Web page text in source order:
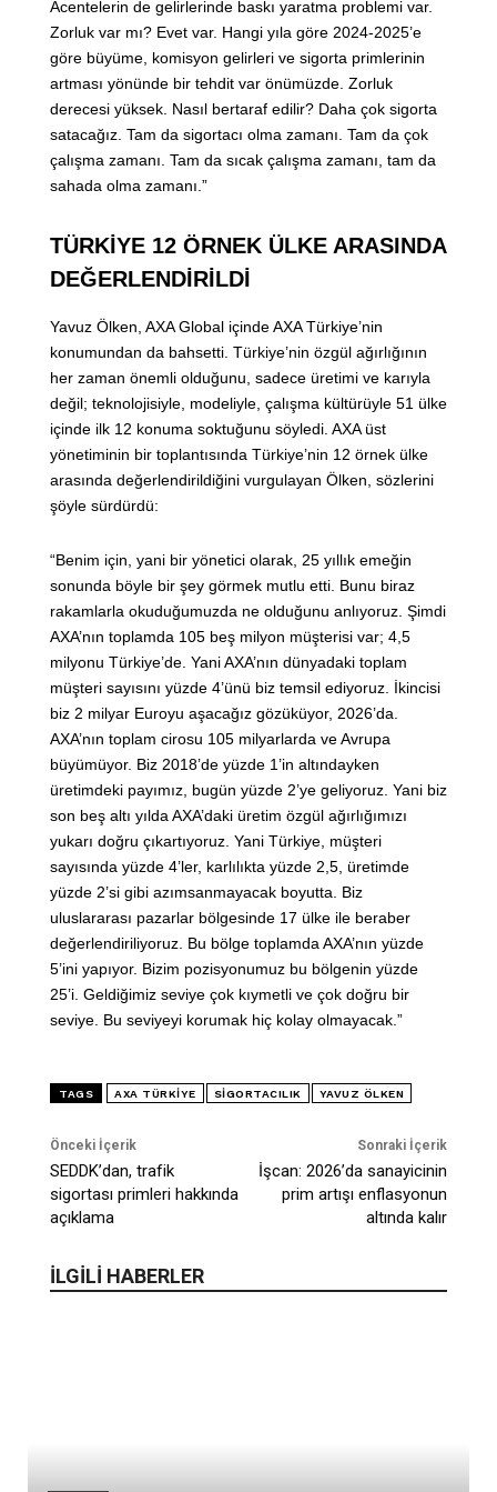
Acentelerin de gelirlerinde baskı yaratma problemi var.
Zorluk var mı? Evet var. Hangi yıla göre 2024-2025’e
göre büyüme, komisyon gelirleri ve sigorta primlerinin
artması yönünde bir tehdit var önümüzde. Zorluk
derecesi yüksek. Nasıl bertaraf edilir? Daha çok sigorta
satacağız. Tam da sigortacı olma zamanı. Tam da çok
çalışma zamanı. Tam da sıcak çalışma zamanı, tam da
sahada olma zamanı.”
TÜRKİYE 12 ÖRNEK ÜLKE ARASINDA
DEĞERLENDİRİLDİ
Yavuz Ölken, AXA Global içinde AXA Türkiye’nin
konumundan da bahsetti. Türkiye’nin özgül ağırlığının
her zaman önemli olduğunu, sadece üretimi ve karıyla
değil; teknolojisiyle, modeliyle, çalışma kültürüyle 51 ülke
içinde ilk 12 konuma soktuğunu söyledi. AXA üst
yönetiminin bir toplantısında Türkiye’nin 12 örnek ülke
arasında değerlendirildiğini vurgulayan Ölken, sözlerini
şöyle sürdürdü:
“Benim için, yani bir yönetici olarak, 25 yıllık emeğin
sonunda böyle bir şey görmek mutlu etti. Bunu biraz
rakamlarla okuduğumuzda ne olduğunu anlıyoruz. Şimdi
AXA’nın toplamda 105 beş milyon müşterisi var; 4,5
milyonu Türkiye’de. Yani AXA’nın dünyadaki toplam
müşteri sayısını yüzde 4’ünü biz temsil ediyoruz. İkincisi
biz 2 milyar Euroyu aşacağız gözüküyor, 2026’da.
AXA’nın toplam cirosu 105 milyarlarda ve Avrupa
büyümüyor. Biz 2018’de yüzde 1’in altındayken
üretimdeki payımız, bugün yüzde 2’ye geliyoruz. Yani biz
son beş altı yılda AXA’daki üretim özgül ağırlığımızı
yukarı doğru çıkartıyoruz. Yani Türkiye, müşteri
sayısında yüzde 4’ler, karlılıkta yüzde 2,5, üretimde
yüzde 2’si gibi azımsanmayacak boyutta. Biz
uluslararası pazarlar bölgesinde 17 ülke ile beraber
değerlendiriliyoruz. Bu bölge toplamda AXA’nın yüzde
5’ini yapıyor. Bizim pozisyonumuz bu bölgenin yüzde
25’i. Geldiğimiz seviye çok kıymetli ve çok doğru bir
seviye. Bu seviyeyi korumak hiç kolay olmayacak.”
TAGS AXA TÜRKIYE SIGORTACILIK YAVUZ ÖLKEN
Önceki İçerik
SEDDK’dan, trafik
sigortası primleri hakkında
açıklama
Sonraki İçerik
İşcan: 2026’da sanayicinin
prim artışı enflasyonun
altında kalır
İLGİLİ HABERLER